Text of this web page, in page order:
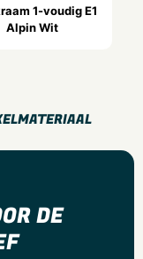
1-voudig E1
Alpin Wit
DE